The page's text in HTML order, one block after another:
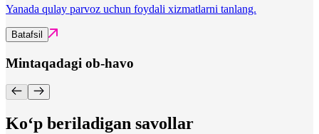
Yanada qulay parvoz uchun foydali xizmatlarni tanlang.
Batafsil
Mintaqadagi ob-havo
Ko‘p beriladigan savollar